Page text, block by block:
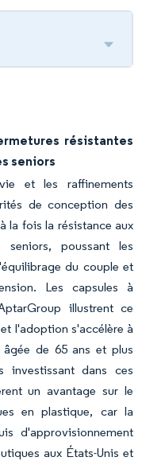
résistantes
seniors
et les raffinements
de conception des
la fois la résistance aux
poussant les
du couple et
Les capsules à
illustrent ce
l'adoption s'accélère à
de 65 ans et plus
investissant dans ces
un avantage sur le
en plastique, car la
d'approvisionnement
aux États-Unis et